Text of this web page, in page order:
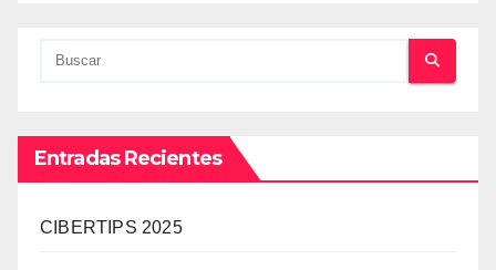
Entradas Recientes
CIBERTIPS 2025